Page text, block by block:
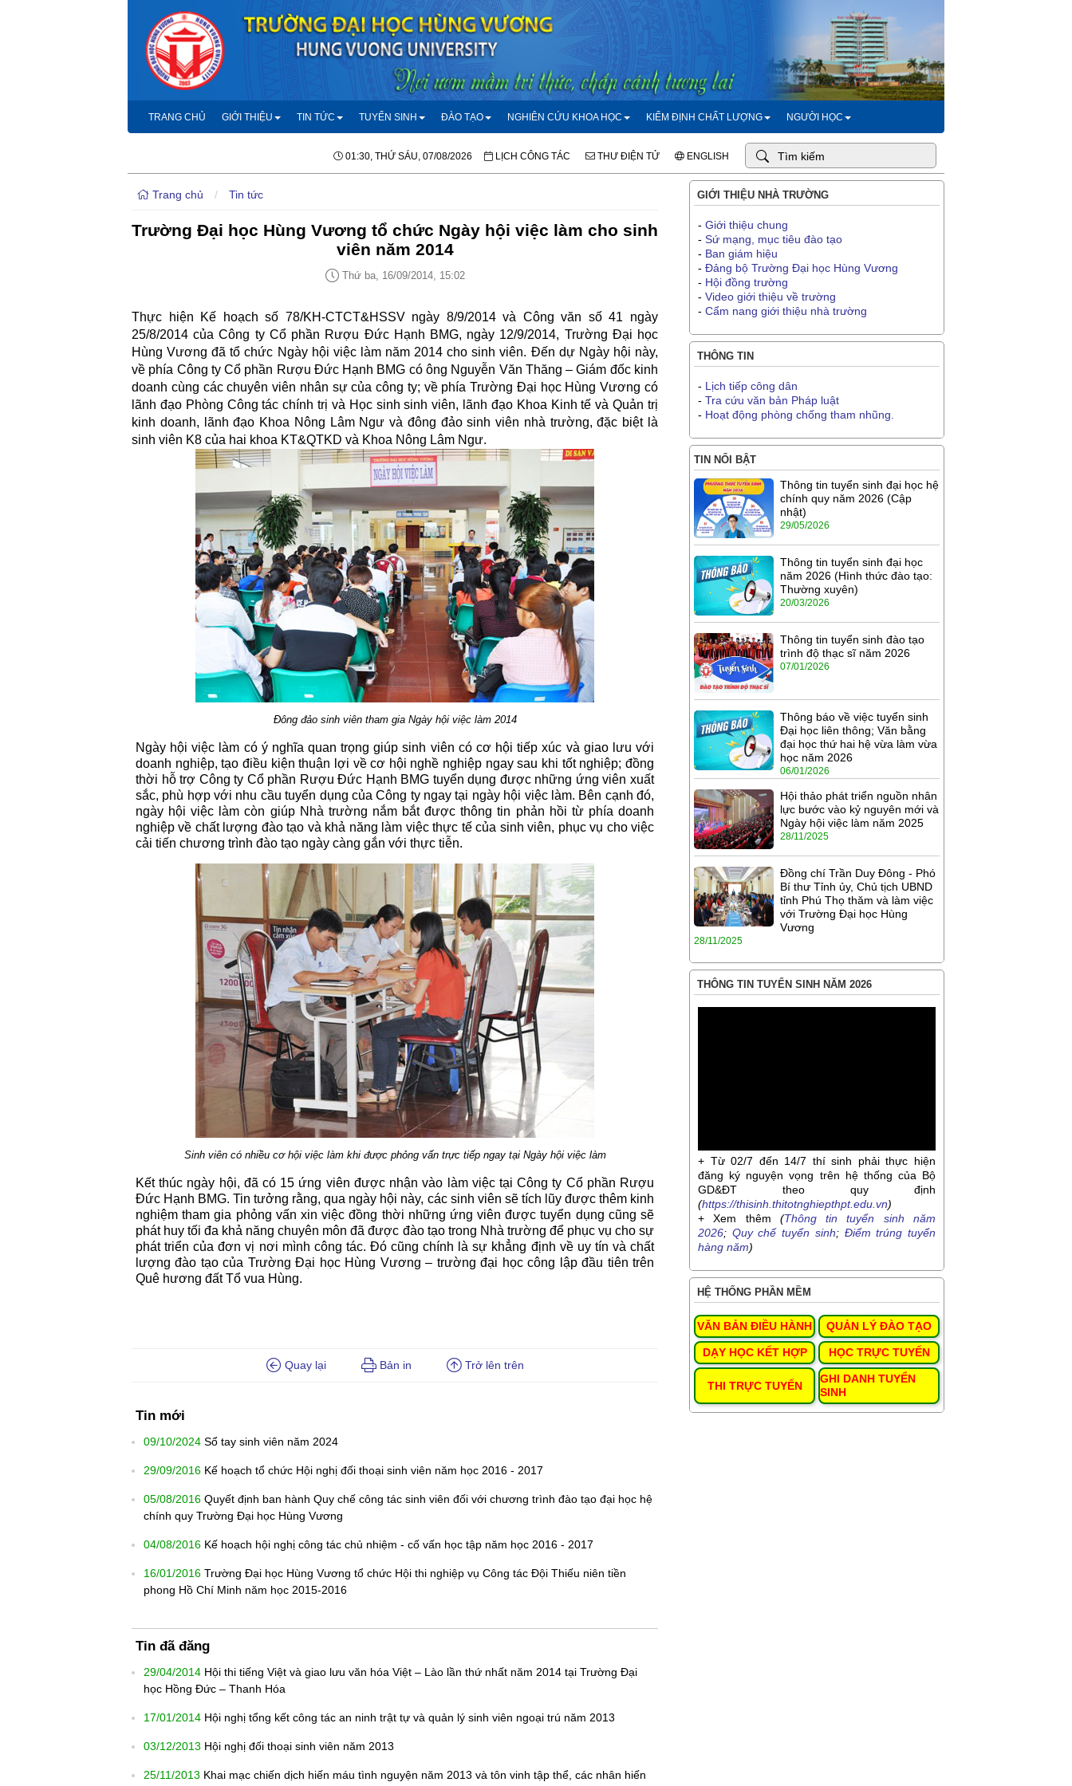
TRANG CHỦ GIỚI THIỆU TIN TỨC TUYỂN SINH ĐÀO TẠO NGHIÊN CỨU KHOA HỌC KIỂM ĐỊNH CHẤT LƯỢNG NGƯỜI HỌC
01:30, THỨ SÁU, 07/08/2026 LỊCH CÔNG TÁC THƯ ĐIỆN TỬ ENGLISH
Trang chủ / Tin tức
Trường Đại học Hùng Vương tổ chức Ngày hội việc làm cho sinh
viên năm 2014
Thứ ba, 16/09/2014, 15:02
Thực hiện Kế hoạch số 78/KH-CTCT&HSSV ngày 8/9/2014 và Công văn số 41 ngày
25/8/2014 của Công ty Cổ phần Rượu Đức Hạnh BMG, ngày 12/9/2014, Trường Đại học
Hùng Vương đã tổ chức Ngày hội việc làm năm 2014 cho sinh viên. Đến dự Ngày hội này,
về phía Công ty Cổ phần Rượu Đức Hạnh BMG có ông Nguyễn Văn Thăng – Giám đốc kinh
doanh cùng các chuyên viên nhân sự của công ty; về phía Trường Đại học Hùng Vương có
lãnh đạo Phòng Công tác chính trị và Học sinh sinh viên, lãnh đạo Khoa Kinh tế và Quản trị
kinh doanh, lãnh đạo Khoa Nông Lâm Ngư và đông đảo sinh viên nhà trường, đặc biệt là
sinh viên K8 của hai khoa KT&QTKD và Khoa Nông Lâm Ngư.
Đông đảo sinh viên tham gia Ngày hội việc làm 2014
Ngày hội việc làm có ý nghĩa quan trọng giúp sinh viên có cơ hội tiếp xúc và giao lưu với
doanh nghiệp, tạo điều kiện thuận lợi về cơ hội nghề nghiệp ngay sau khi tốt nghiệp; đồng
thời hỗ trợ Công ty Cổ phần Rượu Đức Hạnh BMG tuyển dụng được những ứng viên xuất
sắc, phù hợp với nhu cầu tuyển dụng của Công ty ngay tại ngày hội việc làm. Bên cạnh đó,
ngày hội việc làm còn giúp Nhà trường nắm bắt được thông tin phản hồi từ phía doanh
nghiệp về chất lượng đào tạo và khả năng làm việc thực tế của sinh viên, phục vụ cho việc
cải tiến chương trình đào tạo ngày càng gắn với thực tiễn.
Sinh viên có nhiều cơ hội việc làm khi được phỏng vấn trực tiếp ngay tại Ngày hội việc làm
Kết thúc ngày hội, đã có 15 ứng viên được nhận vào làm việc tại Công ty Cổ phần Rượu
Đức Hạnh BMG. Tin tưởng rằng, qua ngày hội này, các sinh viên sẽ tích lũy được thêm kinh
nghiệm tham gia phỏng vấn xin việc đồng thời những ứng viên được tuyển dụng cũng sẽ
phát huy tối đa khả năng chuyên môn đã được đào tạo trong Nhà trường để phục vụ cho sự
phát triển của đơn vị nơi mình công tác. Đó cũng chính là sự khẳng định về uy tín và chất
lượng đào tạo của Trường Đại học Hùng Vương – trường đại học công lập đầu tiên trên
Quê hương đất Tổ vua Hùng.
Quay lại Bản in Trở lên trên
Tin mới
09/10/2024 Sổ tay sinh viên năm 2024
29/09/2016 Kế hoạch tổ chức Hội nghị đối thoại sinh viên năm học 2016 - 2017
05/08/2016 Quyết định ban hành Quy chế công tác sinh viên đối với chương trình đào tạo đại học hệ
chính quy Trường Đại học Hùng Vương
04/08/2016 Kế hoạch hội nghị công tác chủ nhiệm - cố vấn học tập năm học 2016 - 2017
16/01/2016 Trường Đại học Hùng Vương tổ chức Hội thi nghiệp vụ Công tác Đội Thiếu niên tiền
phong Hồ Chí Minh năm học 2015-2016
Tin đã đăng
29/04/2014 Hội thi tiếng Việt và giao lưu văn hóa Việt – Lào lần thứ nhất năm 2014 tại Trường Đại
học Hồng Đức – Thanh Hóa
17/01/2014 Hội nghị tổng kết công tác an ninh trật tự và quản lý sinh viên ngoại trú năm 2013
03/12/2013 Hội nghị đối thoại sinh viên năm 2013
25/11/2013 Khai mạc chiến dịch hiến máu tình nguyện năm 2013 và tôn vinh tập thể, các nhân hiến
GIỚI THIỆU NHÀ TRƯỜNG
- Giới thiệu chung
- Sứ mạng, mục tiêu đào tạo
- Ban giám hiệu
- Đảng bộ Trường Đại học Hùng Vương
- Hội đồng trường
- Video giới thiệu về trường
- Cẩm nang giới thiệu nhà trường
THÔNG TIN
- Lịch tiếp công dân
- Tra cứu văn bản Pháp luật
- Hoạt động phòng chống tham nhũng.
TIN NỔI BẬT
Thông tin tuyển sinh đại học hệ
chính quy năm 2026 (Cập
nhật)
29/05/2026
Thông tin tuyển sinh đại học
năm 2026 (Hình thức đào tạo:
Thường xuyên)
20/03/2026
Thông tin tuyển sinh đào tạo
trình độ thạc sĩ năm 2026
07/01/2026
Thông báo về việc tuyển sinh
Đại học liên thông; Văn bằng
đại học thứ hai hệ vừa làm vừa
học năm 2026
06/01/2026
Hội thảo phát triển nguồn nhân
lực bước vào kỷ nguyên mới và
Ngày hội việc làm năm 2025
28/11/2025
Đồng chí Trần Duy Đông - Phó
Bí thư Tỉnh ủy, Chủ tịch UBND
tỉnh Phú Thọ thăm và làm việc
với Trường Đại học Hùng
Vương
28/11/2025
THÔNG TIN TUYỂN SINH NĂM 2026
+ Từ 02/7 đến 14/7 thí sinh phải thực hiện
đăng ký nguyện vọng trên hệ thống của Bộ
GD&ĐT theo quy định
(https://thisinh.thitotnghiepthpt.edu.vn)
+ Xem thêm (Thông tin tuyển sinh năm
2026; Quy chế tuyển sinh; Điểm trúng tuyển
hàng năm)
HỆ THỐNG PHẦN MỀM
VĂN BẢN ĐIỀU HÀNH QUẢN LÝ ĐÀO TẠO
DẠY HỌC KẾT HỢP HỌC TRỰC TUYẾN
THI TRỰC TUYẾN
GHI DANH TUYỂN
SINH